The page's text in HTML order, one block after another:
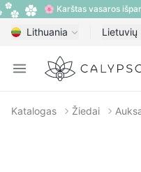
🌸 Karštas vasaros
Lithuania Lietuvių
Open menu
Calypso
Katalogas Žiedai